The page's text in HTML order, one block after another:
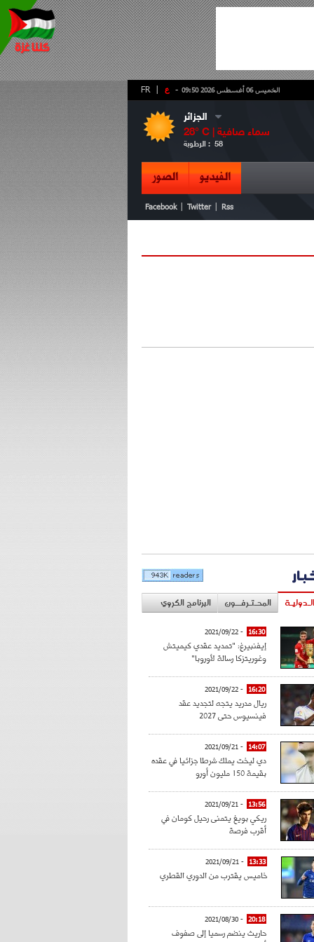
- ع FR الخميس 06 أغسطس 2026 09:50
الجزائر
28° C | سماء صافية
الرطوبة : 58
الفيديو الصور
Facebook Twitter Rss
المحـتـرفــون البرنامج الكروي
16:30
- 2021/09/22
إيفنبيرغ: "تمديد عقدي كيميتش
وغوريتزكا رسالة لأوروبا"
16:20
- 2021/09/22
ريال مدريد يتجه لتجديد عقد
فينسيوس حتى 2027
14:07
- 2021/09/21
دي ليخت يملك شرطا جزائيا في عقده
بقيمة 150 مليون أورو
13:56
- 2021/09/21
ريكي بويغ يتمنى رحيل كومان في
أقرب فرصة
13:33
- 2021/09/21
خاميس يقترب من الدوري القطري
20:18
- 2021/08/30
حاريث ينضم رسميا إلى صفوف